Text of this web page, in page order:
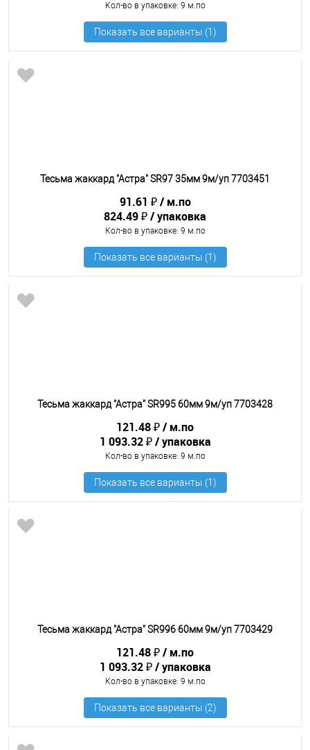
Кол-во в упаковке: 9 м.по
Тесьма жаккард "Астра" SR97 35мм 9м/уп 7703451
91.61 ₽
м.по
824.49 ₽
упаковка
Кол-во в упаковке: 9 м.по
Тесьма жаккард "Астра" SR995 60мм 9м/уп 7703428
121.48 ₽
м.по
1 093.32 ₽
упаковка
Кол-во в упаковке: 9 м.по
Тесьма жаккард "Астра" SR996 60мм 9м/уп 7703429
121.48 ₽
м.по
1 093.32 ₽
упаковка
Кол-во в упаковке: 9 м.по